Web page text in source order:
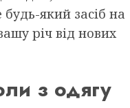
який засіб на
річ від нових
з одягу